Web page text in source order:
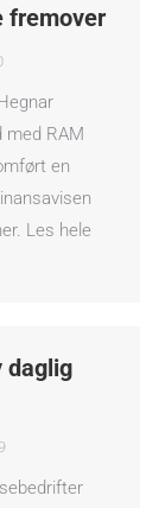
fremover
med RAM
en
Les hele
daglig